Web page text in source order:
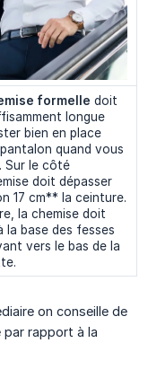
formelle doit
longue
bien en place
quand vous
Sur le côté
doit dépasser
17 cm** la ceinture.
la chemise doit
la base des fesses
vers le bas de la